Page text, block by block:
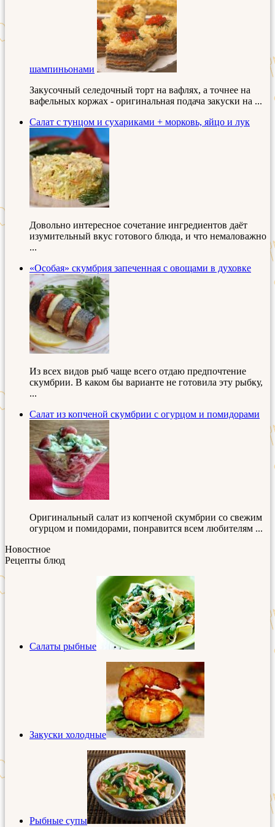
шампиньонами
Закусочный селедочный торт на вафлях, а точнее на
вафельных коржах - оригинальная подача закуски на ...
Салат с тунцом и сухариками + морковь, яйцо и лук
Довольно интересное сочетание ингредиентов даёт
изумительный вкус готового блюда, и что немаловажно
...
«Особая» скумбрия запеченная с овощами в духовке
Из всех видов рыб чаще всего отдаю предпочтение
скумбрии. В каком бы варианте не готовила эту рыбку,
...
Салат из копченой скумбрии с огурцом и помидорами
Оригинальный салат из копченой скумбрии со свежим
огурцом и помидорами, понравится всем любителям ...
Новостное
Рецепты блюд
Салаты рыбные
Закуски холодные
Рыбные супы